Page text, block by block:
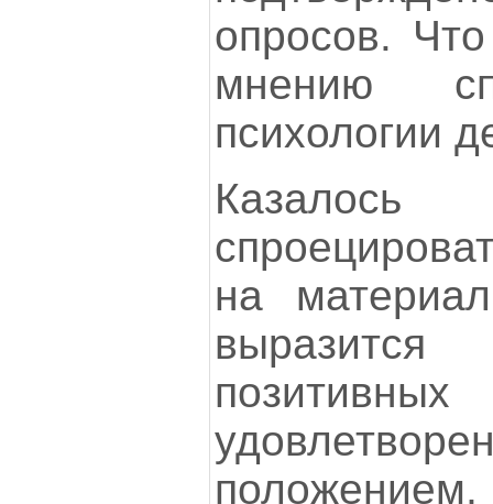
опросов.
мнению
психологии
на